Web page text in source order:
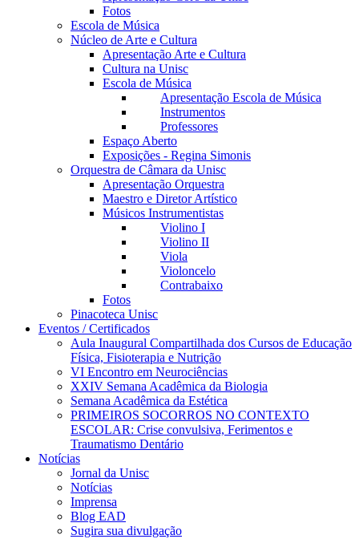
Fotos
Escola de Música
Núcleo de Arte e Cultura
Apresentação Arte e Cultura
Cultura na Unisc
Escola de Música
Apresentação Escola de Música
Instrumentos
Professores
Espaço Aberto
Exposições - Regina Simonis
Orquestra de Câmara da Unisc
Apresentação Orquestra
Maestro e Diretor Artístico
Músicos Instrumentistas
Violino I
Violino II
Viola
Violoncelo
Contrabaixo
Fotos
Pinacoteca Unisc
Eventos / Certificados
Aula Inaugural Compartilhada dos Cursos de Educação
Física, Fisioterapia e Nutrição
VI Encontro em Neurociências
XXIV Semana Acadêmica da Biologia
Semana Acadêmica da Estética
PRIMEIROS SOCORROS NO CONTEXTO
ESCOLAR: Crise convulsiva, Ferimentos e
Traumatismo Dentário
Notícias
Jornal da Unisc
Notícias
Imprensa
Blog EAD
Sugira sua divulgação